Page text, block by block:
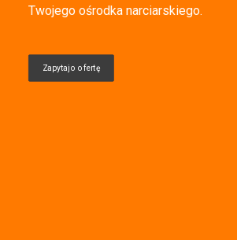
Twojego ośrodka narciarskiego.
Zapytaj o ofertę